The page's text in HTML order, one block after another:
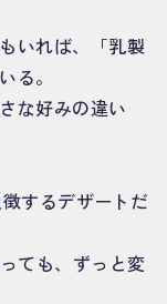
いれば、「乳製
る。
な好みの違い
するデザートだ
ても、ずっと変